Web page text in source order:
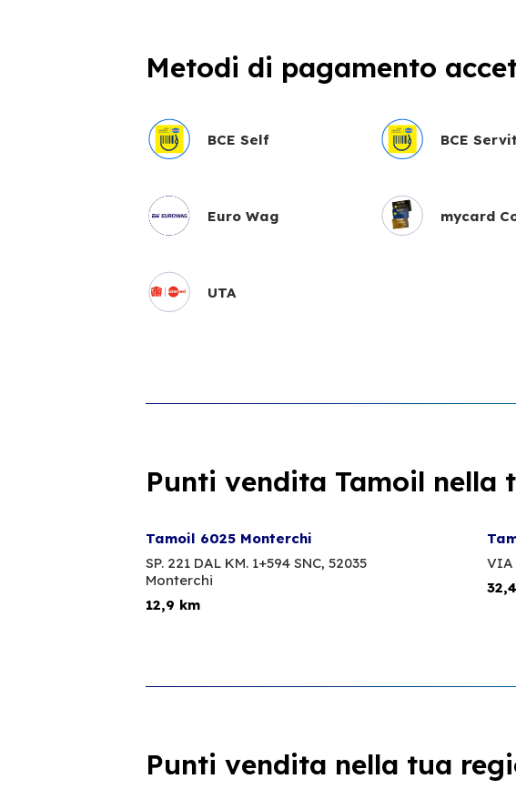
Metodi di pagamento
BCE Self BCE
Euro Wag mycard
UTA
Punti vendita Tamoil nella
Tamoil 6025 Monterchi
SP. 221 DAL KM. 1+594 SNC, 52035
Monterchi
12,9 km
VIA
Punti vendita nella tua